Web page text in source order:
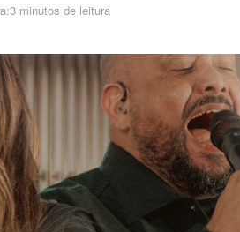
minutos de leitura